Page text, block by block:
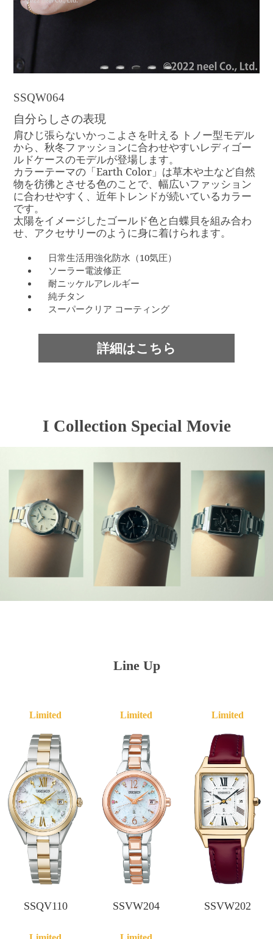
1 2 3 4 5
SSQW064
自分らしさの表現
肩ひじ張らないかっこよさを叶える トノー型モデル
から、秋冬ファッションに合わせやすいレディゴー
ルドケースのモデルが登場します。
カラーテーマの「Earth Color」は草木や土など自然
物を彷彿とさせる色のことで、幅広いファッション
に合わせやすく、近年トレンドが続いているカラー
です。
太陽をイメージしたゴールド色と白蝶貝を組み合わ
せ、アクセサリーのように身に着けられます。
日常生活用強化防水（10気圧）
ソーラー電波修正
耐ニッケルアレルギー
純チタン
スーパークリア コーティング
詳細はこちら
I Collection Special Movie
Line Up
SSQV110 SSVW204 SSVW202